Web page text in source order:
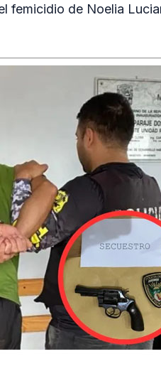
femicidio de Noelia